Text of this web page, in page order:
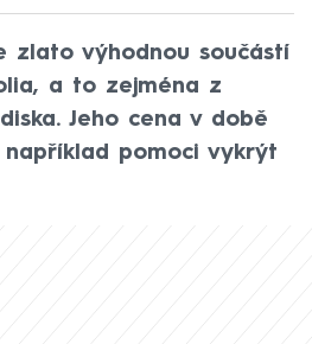
zlato výhodnou součástí
a to zejména z
Jeho cena v době
pomoci vykrýt